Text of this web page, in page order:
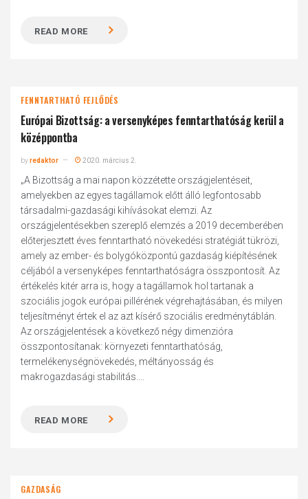
READ MORE
FENNTARTHATÓ FEJLŐDÉS
Európai Bizottság: a versenyképes fenntarthatóság kerül a
középpontba
byredaktor 2020. március 2.
„A Bizottság a mai napon közzétette országjelentéseit,
amelyekben az egyes tagállamok előtt álló legfontosabb
társadalmi-gazdasági kihívásokat elemzi. Az
országjelentésekben szereplő elemzés a 2019 decemberében
előterjesztett éves fenntartható növekedési stratégiát tükrözi,
amely az ember- és bolygóközpontú gazdaság kiépítésének
céljából a versenyképes fenntarthatóságra összpontosít. Az
értékelés kitér arra is, hogy a tagállamok hol tartanak a
szociális jogok európai pillérének végrehajtásában, és milyen
teljesítményt értek el az azt kísérő szociális eredménytáblán.
Az országjelentések a következő négy dimenzióra
összpontosítanak: környezeti fenntarthatóság,
termelékenységnövekedés, méltányosság és
makrogazdasági stabilitás....
READ MORE
GAZDASÁG